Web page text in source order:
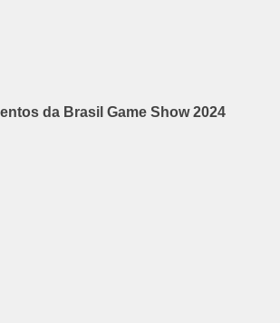
da Brasil Game Show 2024